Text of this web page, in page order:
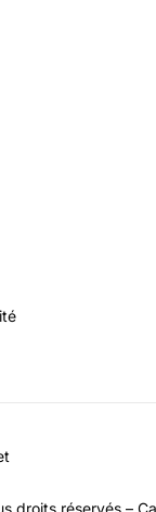
droits réservés –